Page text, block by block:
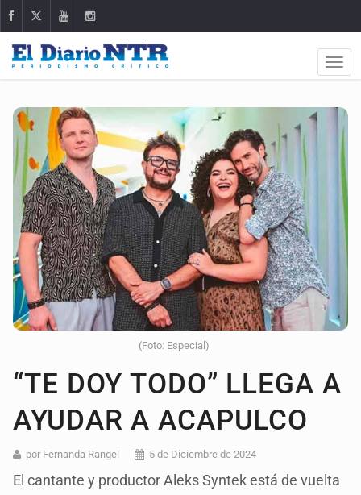
(Foto: Especial)
“TE DOY TODO” LLEGA A
AYUDAR A ACAPULCO
por Fernanda Rangel 5 de Diciembre de 2024
El cantante y productor Aleks Syntek está de vuelta